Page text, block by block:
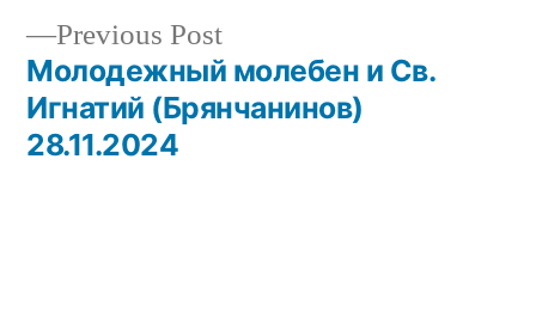
navigation
Previous PostPrevious
post:
Молодежный молебен и Св.
Игнатий (Брянчанинов)
28.11.2024